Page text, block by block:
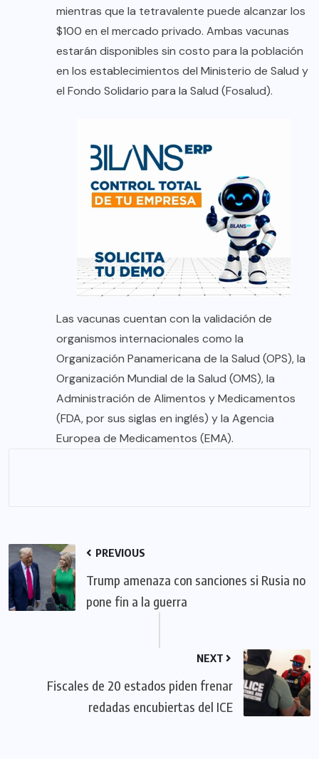
mientras que la tetravalente puede alcanzar los
$100 en el mercado privado. Ambas vacunas
estarán disponibles sin costo para la población
en los establecimientos del Ministerio de Salud y
el Fondo Solidario para la Salud (Fosalud).
Las vacunas cuentan con la validación de
organismos internacionales como la
Organización Panamericana de la Salud (OPS), la
Organización Mundial de la Salud (OMS), la
Administración de Alimentos y Medicamentos
(FDA, por sus siglas en inglés) y la Agencia
Europea de Medicamentos (EMA).
PREVIOUS
Trump amenaza con sanciones si Rusia no
pone fin a la guerra
NEXT
Fiscales de 20 estados piden frenar
redadas encubiertas del ICE